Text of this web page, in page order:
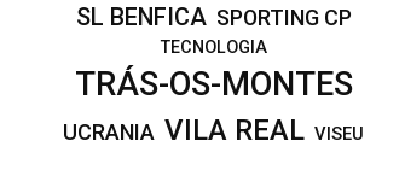
SL BENFICA SPORTING CP
TECNOLOGIA
TRÁS-OS-MONTES
UCRANIA VILA REAL VISEU